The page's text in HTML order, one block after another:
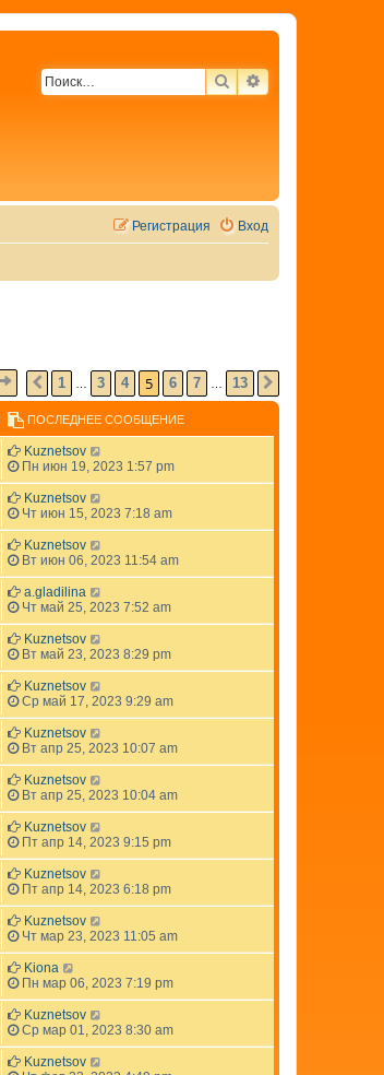
ПОИСКРАСШИРЕННЫЙ
Вход
Регистрация
СТРАНИЦА 5ИЗ13
ПРЕД.
1 3 4 5 6 7 13
ПОСЛЕДНЕЕ СООБЩЕНИЕ
Kuznetsov
Пн июн 19, 2023 1:57 pm
Kuznetsov
Чт июн 15, 2023 7:18 am
Kuznetsov
Вт июн 06, 2023 11:54 am
a.gladilina
Чт май 25, 2023 7:52 am
Kuznetsov
Вт май 23, 2023 8:29 pm
Kuznetsov
Ср май 17, 2023 9:29 am
Kuznetsov
Вт апр 25, 2023 10:07 am
Kuznetsov
Вт апр 25, 2023 10:04 am
Kuznetsov
Пт апр 14, 2023 9:15 pm
Kuznetsov
Пт апр 14, 2023 6:18 pm
Kuznetsov
Чт мар 23, 2023 11:05 am
Kiona
Пн мар 06, 2023 7:19 pm
Kuznetsov
Ср мар 01, 2023 8:30 am
Kuznetsov